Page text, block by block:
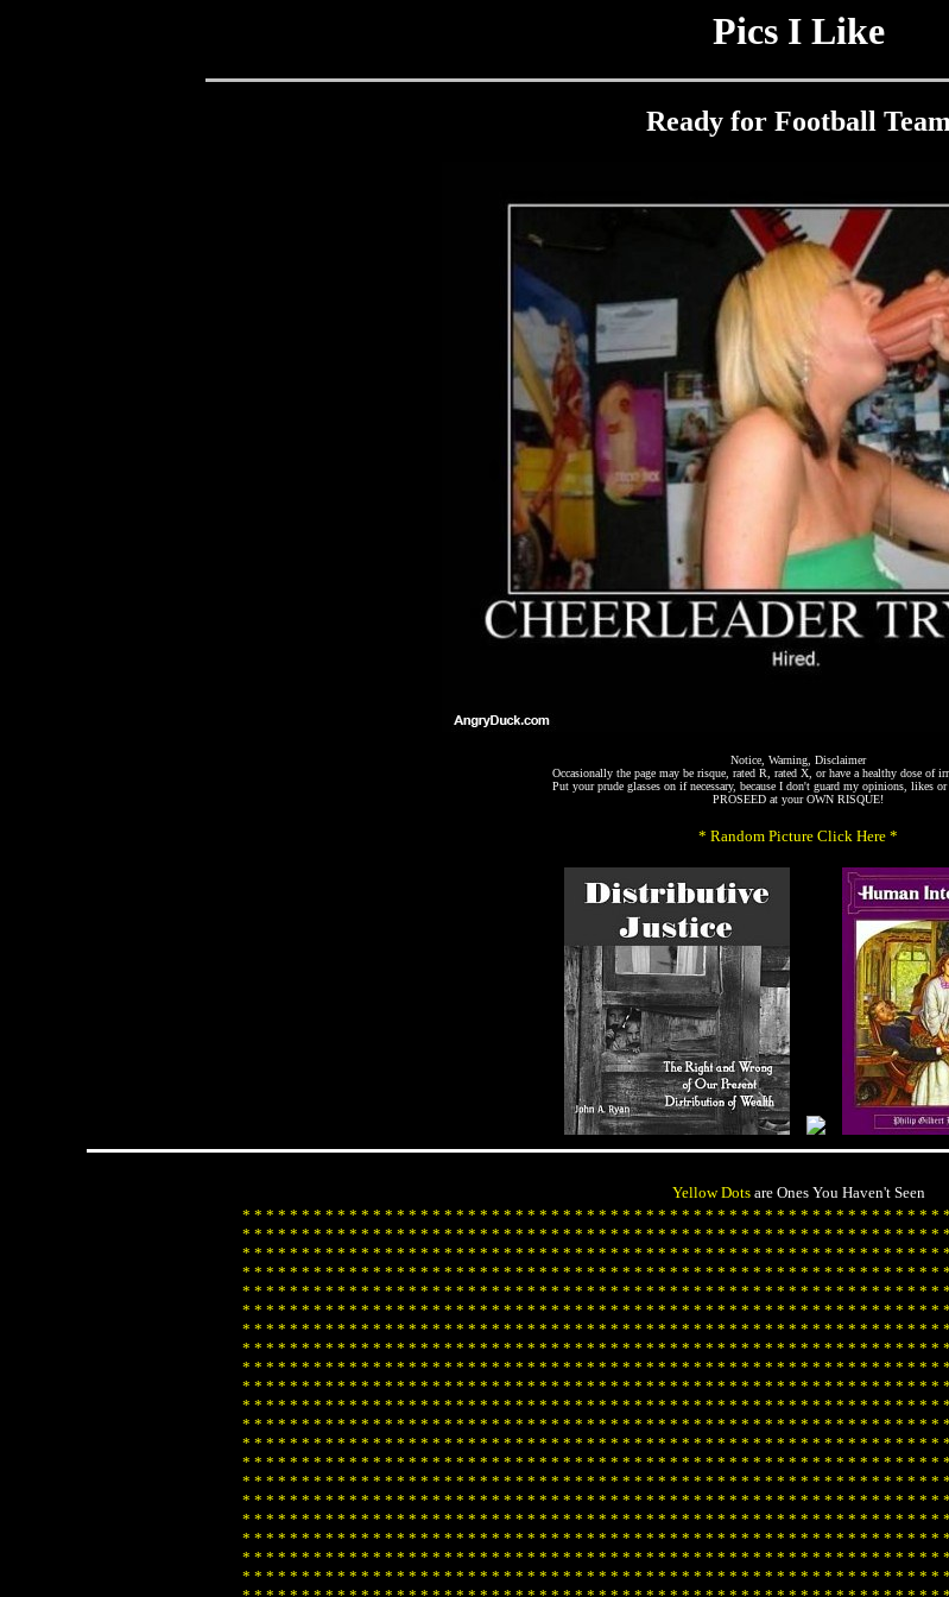
Pics I Like
Ready for Football
Notice, Warning, Disclaimer
Occasionally the page may be risque, rated R, rated X, or have a healthy dose of
Put your prude glasses on if necessary, because I don't guard my opinions, likes
PROSEED at your OWN RISQUE!
* Random Picture Click Here *
Yellow Dotsare Ones You Haven't Seen
* * * * * * * * * * * * * * * * * * * * * * * * * * * * * * * * * * * * * * * * * * * * * * * * * * * * * * * * * * * *
* * * * * * * * * * * * * * * * * * * * * * * * * * * * * * * * * * * * * * * * * * * * * * * * * * * * * * * * * * * *
* * * * * * * * * * * * * * * * * * * * * * * * * * * * * * * * * * * * * * * * * * * * * * * * * * * * * * * * * * * *
* * * * * * * * * * * * * * * * * * * * * * * * * * * * * * * * * * * * * * * * * * * * * * * * * * * * * * * * * * * *
* * * * * * * * * * * * * * * * * * * * * * * * * * * * * * * * * * * * * * * * * * * * * * * * * * * * * * * * * * * *
* * * * * * * * * * * * * * * * * * * * * * * * * * * * * * * * * * * * * * * * * * * * * * * * * * * * * * * * * * * *
* * * * * * * * * * * * * * * * * * * * * * * * * * * * * * * * * * * * * * * * * * * * * * * * * * * * * * * * * * * *
* * * * * * * * * * * * * * * * * * * * * * * * * * * * * * * * * * * * * * * * * * * * * * * * * * * * * * * * * * * *
* * * * * * * * * * * * * * * * * * * * * * * * * * * * * * * * * * * * * * * * * * * * * * * * * * * * * * * * * * * *
* * * * * * * * * * * * * * * * * * * * * * * * * * * * * * * * * * * * * * * * * * * * * * * * * * * * * * * * * * * *
* * * * * * * * * * * * * * * * * * * * * * * * * * * * * * * * * * * * * * * * * * * * * * * * * * * * * * * * * * * *
* * * * * * * * * * * * * * * * * * * * * * * * * * * * * * * * * * * * * * * * * * * * * * * * * * * * * * * * * * * *
* * * * * * * * * * * * * * * * * * * * * * * * * * * * * * * * * * * * * * * * * * * * * * * * * * * * * * * * * * * *
* * * * * * * * * * * * * * * * * * * * * * * * * * * * * * * * * * * * * * * * * * * * * * * * * * * * * * * * * * * *
* * * * * * * * * * * * * * * * * * * * * * * * * * * * * * * * * * * * * * * * * * * * * * * * * * * * * * * * * * * *
* * * * * * * * * * * * * * * * * * * * * * * * * * * * * * * * * * * * * * * * * * * * * * * * * * * * * * * * * * * *
* * * * * * * * * * * * * * * * * * * * * * * * * * * * * * * * * * * * * * * * * * * * * * * * * * * * * * * * * * * *
* * * * * * * * * * * * * * * * * * * * * * * * * * * * * * * * * * * * * * * * * * * * * * * * * * * * * * * * * * * *
* * * * * * * * * * * * * * * * * * * * * * * * * * * * * * * * * * * * * * * * * * * * * * * * * * * * * * * * * * * *
* * * * * * * * * * * * * * * * * * * * * * * * * * * * * * * * * * * * * * * * * * * * * * * * * * * * * * * * * * * *